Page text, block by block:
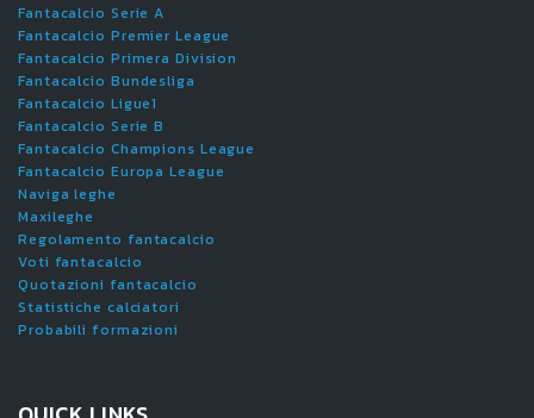
Fantacalcio Serie A
Fantacalcio Premier League
Fantacalcio Primera Division
Fantacalcio Bundesliga
Fantacalcio Ligue1
Fantacalcio Serie B
Fantacalcio Champions League
Fantacalcio Europa League
Naviga leghe
Maxileghe
Regolamento fantacalcio
Voti fantacalcio
Quotazioni fantacalcio
Statistiche calciatori
Probabili formazioni